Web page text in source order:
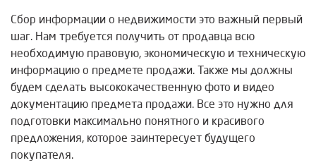
Сбор информации о недвижимости это важный первый
шаг. Нам требуется получить от продавца всю
необходимую правовую, экономическую и техническую
информацию о предмете продажи. Также мы должны
будем сделать высококачественную фото и видео
документацию предмета продажи. Все это нужно для
подготовки максимально понятного и красивого
предложения, которое заинтересует будущего
покупателя.